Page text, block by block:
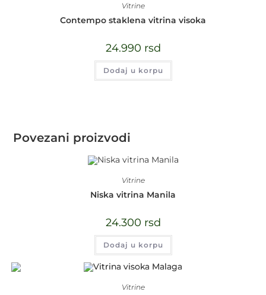
Vitrine
Contempo staklena vitrina visoka
24.990 rsd
Dodaj u korpu
Povezani proizvodi
Vitrine
Niska vitrina Manila
24.300 rsd
Dodaj u korpu
Vitrine